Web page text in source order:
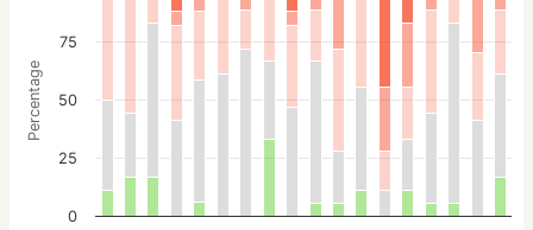
Percentage
0
25
50
75